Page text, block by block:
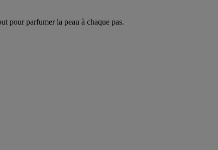
pour parfumer la peau à chaque pas.